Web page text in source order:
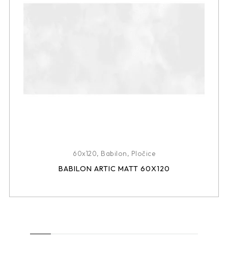
60x120, Babilon, Pločice
BABILON ARTIC MATT 60X120